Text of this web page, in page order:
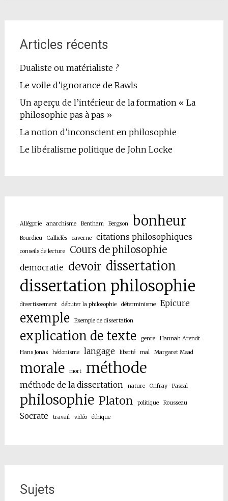
Articles récents
Dualiste ou matérialiste ?
Le voile d’ignorance de Rawls
Un aperçu de l’intérieur de la formation « La
philosophie pas à pas »
La notion d’inconscient en philosophie
Le libéralisme politique de John Locke
Allégorie anarchisme Bentham Bergson bonheur
Bourdieu Calliclès caverne citations philosophiques
conseils de lecture Cours de philosophie
democratie devoir dissertation
dissertation philosophie
divertissement débuter la philosophie déterminisme Epicure
exemple Exemple de dissertation
explication de texte genre Hannah Arendt
Hans Jonas hédonisme langage liberté mal Margaret Mead
morale mort méthode
méthode de la dissertation nature Onfray Pascal
philosophie Platon politique Rousseau
Socrate travail vidéo éthique
Sujets